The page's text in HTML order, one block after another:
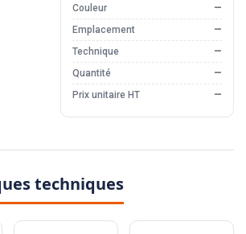
Couleur
—
Emplacement
—
Technique
—
Quantité
—
Prix unitaire HT
—
techniques